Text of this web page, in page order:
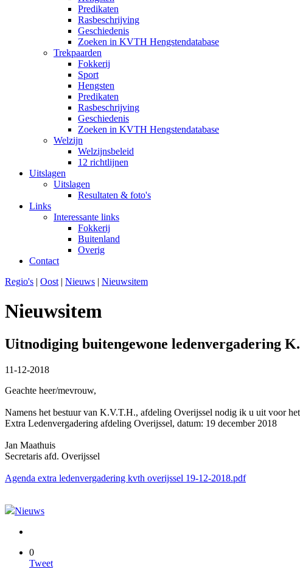
Predikaten
Rasbeschrijving
Geschiedenis
Zoeken in KVTH Hengstendatabase
Trekpaarden
Fokkerij
Sport
Hengsten
Predikaten
Rasbeschrijving
Geschiedenis
Zoeken in KVTH Hengstendatabase
Welzijn
Welzijnsbeleid
12 richtlijnen
Uitslagen
Uitslagen
Resultaten & foto's
Links
Interessante links
Fokkerij
Buitenland
Overig
Contact
Regio's | Oost | Nieuws | Nieuwsitem
Nieuwsitem
Uitnodiging buitengewone ledenvergadering
11-12-2018
Geachte heer/mevrouw,
Namens het bestuur van K.V.T.H., afdeling Overijssel nodig ik u uit voor
Extra Ledenvergadering afdeling Overijssel, datum: 19 december 2018
Jan Maathuis
Secretaris afd. Overijssel
Agenda extra ledenvergadering kvth overijssel 19-12-2018.pdf
Nieuws
0
Tweet